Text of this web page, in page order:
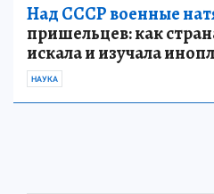
Над СССР военные
пришельцев: как
искала и изучала
НАУКА